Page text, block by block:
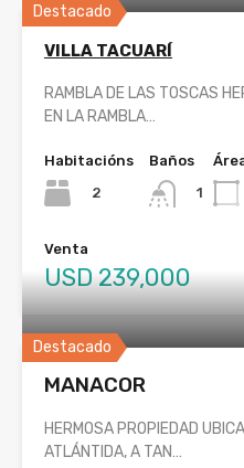
Destacado
VILLA TACUARÍ
RAMBLA DE LAS TOSCAS
EN LA RAMBLA…
Habitacións
2
Baños
1
Venta
USD 239,000
Destacado
MANACOR
HERMOSA PROPIEDAD
ATLÁNTIDA, A TAN…